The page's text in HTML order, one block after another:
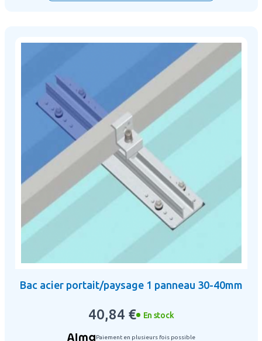
Bac acier portait/paysage 1 panneau 30-40mm
40,84 € En stock
Paiement en plusieurs fois possible